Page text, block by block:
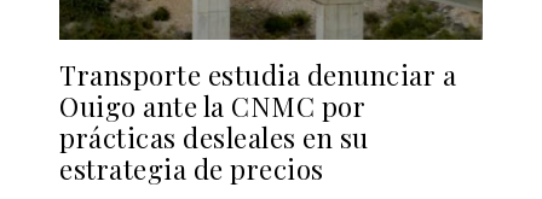
Transporte estudia denunciar a
Ouigo ante la CNMC por
prácticas desleales en su
estrategia de precios